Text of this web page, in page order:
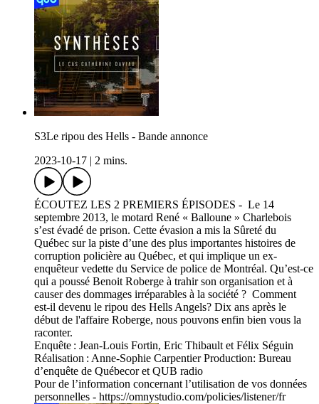
S3Le ripou des Hells - Bande annonce
2023-10-17
2 mins.
ÉCOUTEZ LES 2 PREMIERS ÉPISODES - Le 14
septembre 2013, le motard René « Balloune » Charlebois
s’est évadé de prison. Cette évasion a mis la Sûreté du
Québec sur la piste d’une des plus importantes histoires de
corruption policière au Québec, et qui implique un ex-
enquêteur vedette du Service de police de Montréal. Qu’est-ce
qui a poussé Benoit Roberge à trahir son organisation et à
causer des dommages irréparables à la société ? Comment
est-il devenu le ripou des Hells Angels? Dix ans après le
début de l'affaire Roberge, nous pouvons enfin bien vous la
raconter.
Enquête : Jean-Louis Fortin, Eric Thibault et Félix Séguin
Réalisation : Anne-Sophie Carpentier Production: Bureau
d’enquête de Québecor et QUB radio
Pour de l’information concernant l’utilisation de vos données
personnelles - https://omnystudio.com/policies/listener/fr